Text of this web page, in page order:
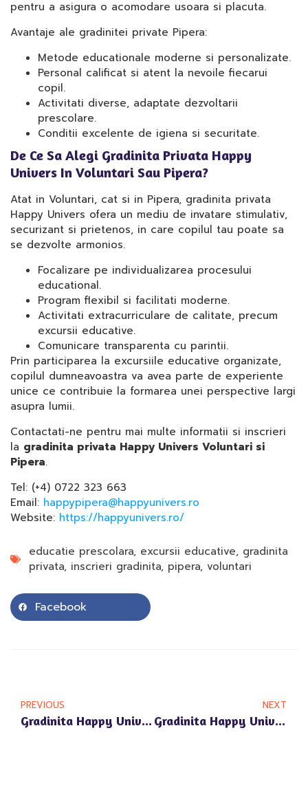
pentru a asigura o acomodare usoara si placuta.
Avantaje ale gradinitei private Pipera:
Metode educationale moderne si personalizate.
Personal calificat si atent la nevoile fiecarui
copil.
Activitati diverse, adaptate dezvoltarii
prescolare.
Conditii excelente de igiena si securitate.
De Ce Sa Alegi Gradinita Privata Happy
Univers In Voluntari Sau Pipera?
Atat in Voluntari, cat si in Pipera, gradinita privata
Happy Univers ofera un mediu de invatare stimulativ,
securizant si prietenos, in care copilul tau poate sa
se dezvolte armonios.
Focalizare pe individualizarea procesului
educational.
Program flexibil si facilitati moderne.
Activitati extracurriculare de calitate, precum
excursii educative.
Comunicare transparenta cu parintii.
Prin participarea la excursiile educative organizate,
copilul dumneavoastra va avea parte de experiente
unice ce contribuie la formarea unei perspective largi
asupra lumii.
Contactati-ne pentru mai multe informatii si inscrieri
la gradinita privata Happy Univers Voluntari si
Pipera.
Tel: (+4) 0722 323 663
Email: happypipera@happyunivers.ro
Website: https://happyunivers.ro/
educatie prescolara, excursii educative, gradinita
privata, inscrieri gradinita, pipera, voluntari
Facebook
PREVIOUS
Gradinita Happy Univers Pipera: Cum Ajuta Psihologul Scolar Copiii Sa Se Dezvolte Armonios
NEXT
Gradinita Happy Univers Pipera: Pregatirea Pentru Trecerea La Scoala